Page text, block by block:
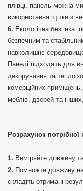
плівці, панель можна
використання щітки з
Екологічна безпека:
безпечним та
навколишнє
Панелі підходять для
декорування та
комерційних
меблів, дверей та
Розрахунок потрібної
Виміряйте довжину
Помножте довжину
складіть отримані